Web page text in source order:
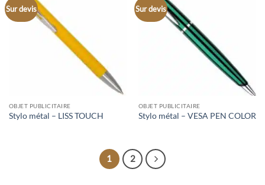
Sur devis
OBJET PUBLICITAIRE
Stylo métal – LISS TOUCH
Sur devis
OBJET PUBLICITAIRE
Stylo métal – VESA PEN COLOR
1 2